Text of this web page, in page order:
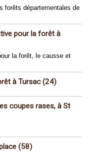
forêts départementales de
pour la forêt à
la forêt, le causse et
à Tursac (24)
coupes rases, à St
(58)